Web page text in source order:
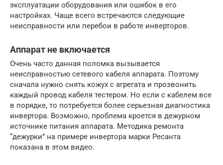
эксплуатации оборудования или ошибок в его
настройках. Чаще всего встречаются следующие
неисправности или перебои в работе инверторов.
Аппарат не включается
Очень часто данная поломка вызывается
неисправностью сетевого кабеля аппарата. Поэтому
сначала нужно снять кожух с агрегата и прозвонить
каждый провод кабеля тестером. Но если с кабелем все
в порядке, то потребуется более серьезная диагностика
инвертора. Возможно, проблема кроется в дежурном
источнике питания аппарата. Методика ремонта
“дежурки” на примере инвертора марки Ресанта
показана в этом видео.